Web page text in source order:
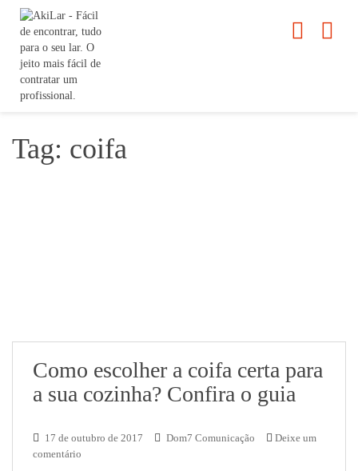
Tag: coifa
Como escolher a coifa certa para
a sua cozinha? Confira o guia
17 de outubro de 2017 Dom7 Comunicação
Deixe um
comentário